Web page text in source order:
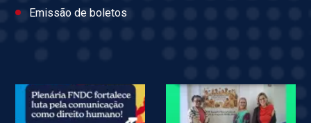
Emissão de boletos